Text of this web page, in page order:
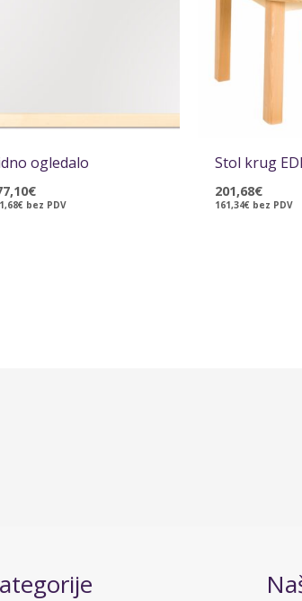
ogledalo
€
€ bez PDV
Stol krug EDI
201,68€
161,34€ bez PDV